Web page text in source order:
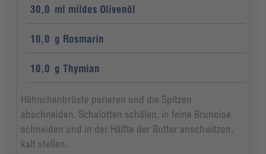
30,0 ml mildes Olivenöl
10,0 g Rosmarin
10,0 g Thymian
Hähnchenbrüste parieren und die Spitzen
abschneiden. Schalotten schälen, in feine Brunoise
schneiden und in der Hälfte der Butter anschwitzen,
kalt stellen.